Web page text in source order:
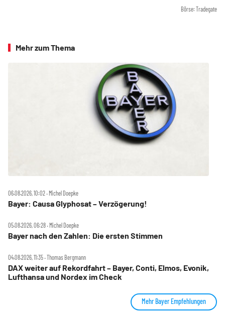
Börse: Tradegate
Mehr zum Thema
06.08.2026, 10:02 ‧ Michel Doepke
Bayer: Causa Glyphosat – Verzögerung!
05.08.2026, 06:28 ‧ Michel Doepke
Bayer nach den Zahlen: Die ersten Stimmen
04.08.2026, 11:35 ‧ Thomas Bergmann
DAX weiter auf Rekordfahrt – Bayer, Conti, Elmos, Evonik,
Lufthansa und Nordex im Check
Mehr Bayer Empfehlungen